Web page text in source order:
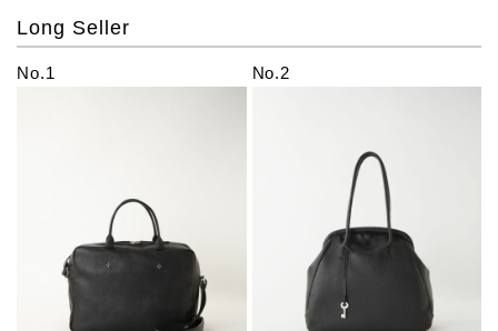
Long Seller
No.1 No.2